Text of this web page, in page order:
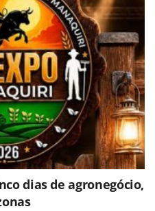
dias de agronegócio,